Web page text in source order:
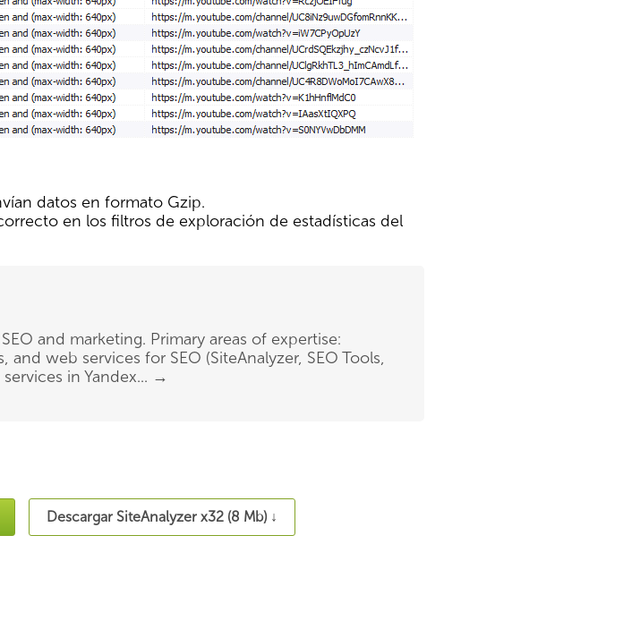
datos en formato Gzip.
en los filtros de exploración de estadísticas del
and marketing. Primary areas of expertise:
web services for SEO (SiteAnalyzer, SEO Tools,
in Yandex... →
Descargar SiteAnalyzer x32 (8 Mb) ↓